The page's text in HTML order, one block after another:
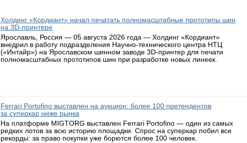
Холдинг «Кордиант» начал печатать полномасштабные прототипы шин
на 3D-принтере
Ярославль, Россия — 05 августа 2026 года — Холдинг «Кордиант»
внедрил в работу подразделения Научно-технического центра НТЦ
(«Интайр») на Ярославском шинном заводе 3D-принтер для печати
полномасштабных прототипов шин при разработке новых линеек.
Ferrari Portofino выставлен на аукцион: более 100 претендентов
за суперкар ниже рынка
На платформе MIGTORG выставлен Ferrari Portofino — один из самых
редких лотов за всю историю площадки. Спрос на суперкар побил все
рекорды: за право покупки уже борются более 100 человек.